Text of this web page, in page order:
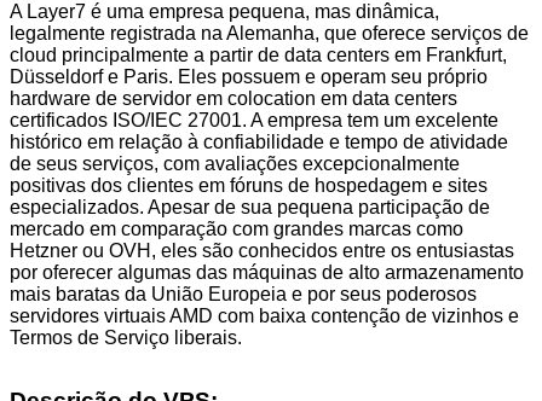
A Layer7 é uma empresa pequena, mas dinâmica,
legalmente registrada na Alemanha, que oferece serviços de
cloud principalmente a partir de data centers em Frankfurt,
Düsseldorf e Paris. Eles possuem e operam seu próprio
hardware de servidor em colocation em data centers
certificados ISO/IEC 27001. A empresa tem um excelente
histórico em relação à confiabilidade e tempo de atividade
de seus serviços, com avaliações excepcionalmente
positivas dos clientes em fóruns de hospedagem e sites
especializados. Apesar de sua pequena participação de
mercado em comparação com grandes marcas como
Hetzner ou OVH, eles são conhecidos entre os entusiastas
por oferecer algumas das máquinas de alto armazenamento
mais baratas da União Europeia e por seus poderosos
servidores virtuais AMD com baixa contenção de vizinhos e
Termos de Serviço liberais.